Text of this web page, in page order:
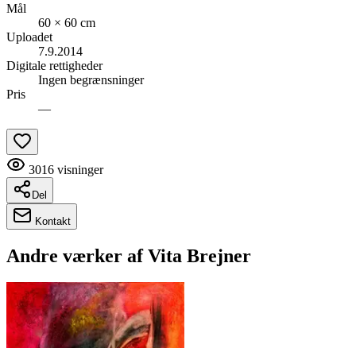
Mål
60 × 60 cm
Uploadet
7.9.2014
Digitale rettigheder
Ingen begrænsninger
Pris
—
3016 visninger
Del
Kontakt
Andre værker afVita Brejner